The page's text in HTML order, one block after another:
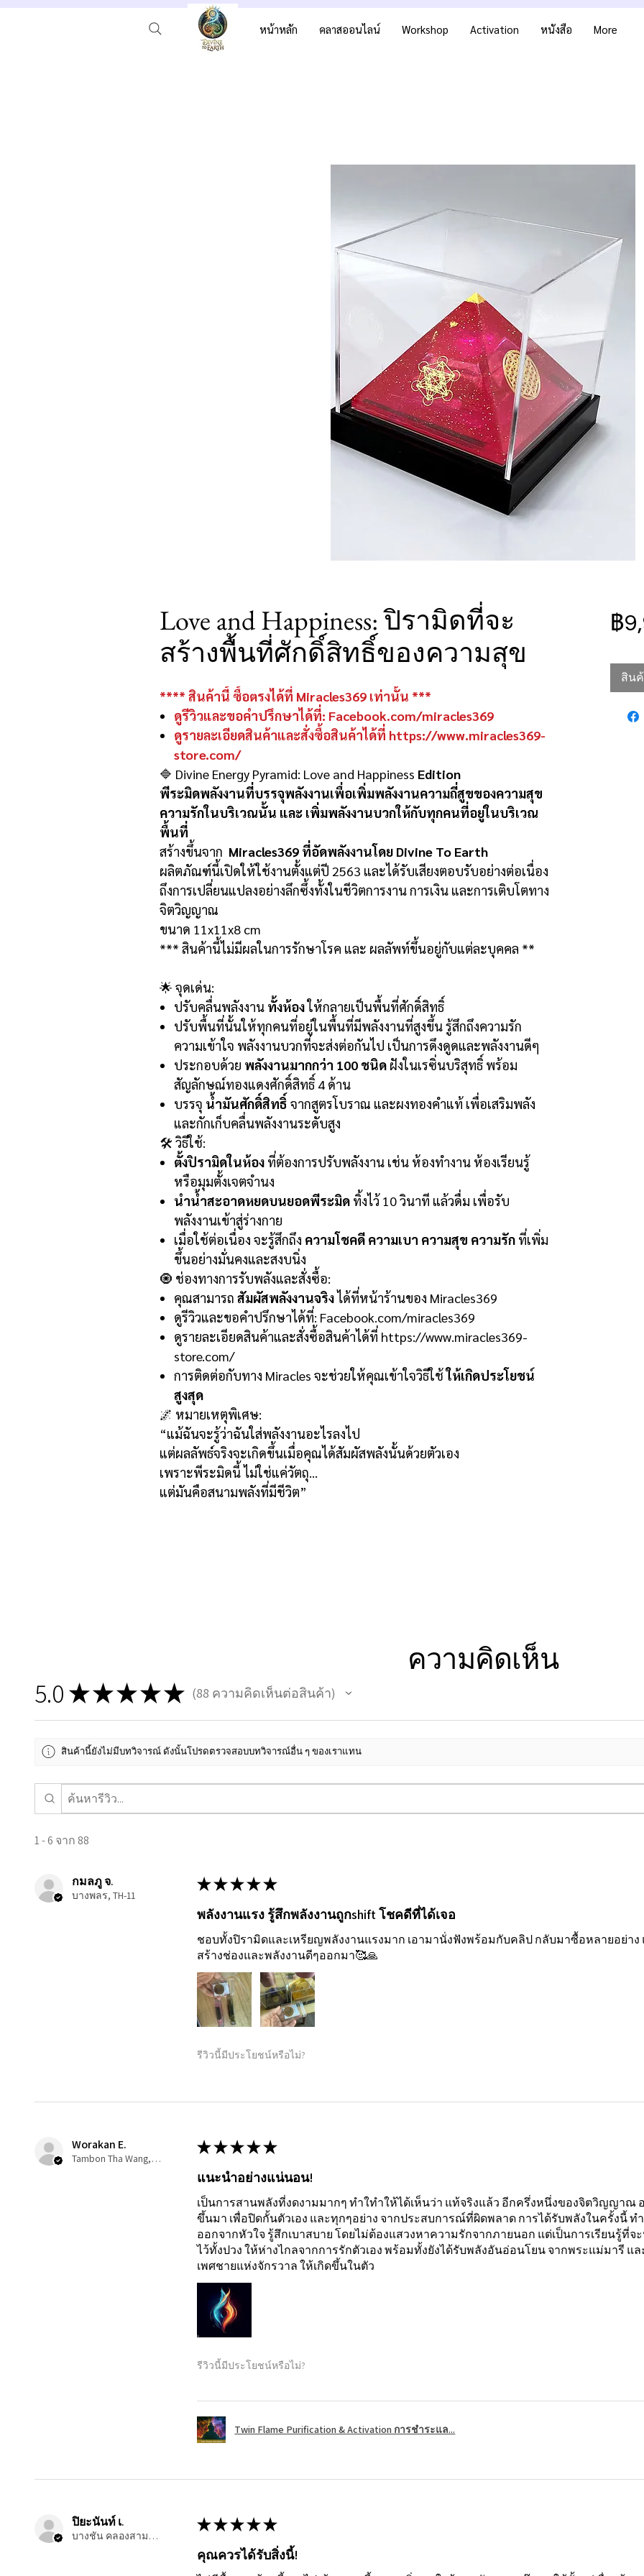
หน้าหลัก คลาสออนไลน์ Workshop Activation หนังสือ More
Love and Happiness: ปิรามิดที่จะ
สร้างพื้นที่ศักดิ์สิทธิ์ของความสุข
**** สินค้านี้ ซื้อตรงได้ที่ Miracles369 เท่านั้น ***
ดูรีวิวและขอคำปรึกษาได้ที่: Facebook.com/miracles369
ดูรายละเอียดสินค้าและสั่งซื้อสินค้าได้ที่ https://www.miracles369-
store.com/
🔷 Divine Energy Pyramid: Love and Happiness Edition
พีระมิดพลังงานที่บรรจุพลังงานเพื่อเพิ่มพลังงานความถี่สูขของความสุข
ความรักในบริเวณนั้น และ เพิ่มพลังงานบวกให้กับทุกคนที่อยู่ในบริเวณ
พื้นที่
สร้างขึ้นจาก Miracles369 ที่อัดพลังงานโดย Divine To Earth
ผลิตภัณฑ์นี้เปิดให้ใช้งานตั้งแต่ปี 2563 และได้รับเสียงตอบรับอย่างต่อเนื่อง
ถึงการเปลี่ยนแปลงอย่างลึกซึ้งทั้งในชีวิตการงาน การเงิน และการเติบโตทาง
จิตวิญญาณ
ขนาด 11x11x8 cm
*** สินค้านี้ไม่มีผลในการรักษาโรค และ ผลลัพท์ขึ้นอยู่กับแต่ละบุคคล **
🌟 จุดเด่น:
ปรับคลื่นพลังงาน ทั้งห้องให้กลายเป็นพื้นที่ศักดิ์สิทธิ์
ปรับพื้นที่นั้นให้ทุกคนที่อยู่ในพื้นที่มีพลังงานที่สูงขึ้น รู้สึกถึงความรัก
ความเข้าใจ พลังงานบวกที่จะส่งต่อกันไป เป็นการดึงดูดและพลังงานดีๆ
ประกอบด้วย พลังงานมากกว่า 100 ชนิด ฝังในเรซิ่นบริสุทธิ์ พร้อม
สัญลักษณ์ทองแดงศักดิ์สิทธิ์ 4 ด้าน
บรรจุ น้ำมันศักดิ์สิทธิ์ จากสูตรโบราณ และผงทองคำแท้ เพื่อเสริมพลัง
และกักเก็บคลื่นพลังงานระดับสูง
🛠️ วิธีใช้:
ตั้งปิรามิดในห้อง ที่ต้องการปรับพลังงาน เช่น ห้องทำงาน ห้องเรียนรู้
หรือมุมตั้งเจตจำนง
นำน้ำสะอาดหยดบนยอดพีระมิด ทิ้งไว้ 10 วินาที แล้วดื่ม เพื่อรับ
พลังงานเข้าสู่ร่างกาย
เมื่อใช้ต่อเนื่อง จะรู้สึกถึง ความโชคดี ความเบา ความสุข ความรัก ที่เพิ่ม
ขึ้นอย่างมั่นคงและสงบนิ่ง
🧿 ช่องทางการรับพลังและสั่งซื้อ:
คุณสามารถ สัมผัสพลังงานจริงได้ที่หน้าร้านของ Miracles369
ดูรีวิวและขอคำปรึกษาได้ที่: Facebook.com/miracles369
ดูรายละเอียดสินค้าและสั่งซื้อสินค้าได้ที่ https://www.miracles369-
store.com/
การติดต่อกับทาง Miracles จะช่วยให้คุณเข้าใจวิธีใช้ให้เกิดประโยชน์
สูงสุด
🌌 หมายเหตุพิเศษ:
“แม้ฉันจะรู้ว่าฉันใส่พลังงานอะไรลงไป
แต่ผลลัพธ์จริงจะเกิดขึ้นเมื่อคุณได้สัมผัสพลังนั้นด้วยตัวเอง
เพราะพีระมิดนี้ ไม่ใช่แค่วัตถุ…
แต่มันคือสนามพลังที่มีชีวิต”
฿
สิน
ความคิดเห็น
5.0 ★★★★★ 88 ความคิดเห็นต่อสินค้า
88
สินค้านี้ยังไม่มีบทวิจารณ์ ดังนั้นโปรดตรวจสอบบทวิจารณ์อื่น ๆ ของเราแทน
1 - 6 จาก 88
กมลภู จ.
บางพลร, TH-11
★★★★★
พลังงานแรง รู้สึกพลังงานถูกshift โชคดีที่ได้เจอ
ชอบทั้งปิรามิดและเหรียญพลังงานแรงมาก เอามานั่งฟังพร้อมกับคลิป กลับมาซื้อหลายอย่า
สร้างช่องและพลังงานดีๆออกมา🥰🙏
รีวิวนี้มีประโยชน์หรือไม่?
Worakan E.
Tambon Tha Wang, 80
★★★★★
แนะนำอย่างแน่นอน!
เป็นการสานพลังที่งดงามมากๆ ทำใทำให้ได้เห็นว่า แท้จริงแล้ว อีกครึ่งหนึ่งของจิตวิญญาณ
ขึ้นมา เพื่อปิดกั้นตัวเอง และทุกๆอย่าง จากประสบการณ์ที่ผิดพลาด การได้รับพลังในครั้งนี้
ออกจากหัวใจ รู้สึกเบาสบาย โดยไม่ต้องแสวงหาความรักจากภายนอก แต่เป็นการเรียนรู้ที่
ไว้ทั้งปวง ให้ห่างไกลจากการรักตัวเอง พร้อมทั้งยังได้รับพลังอันอ่อนโยน จากพระแม่มารี
เพศชายแห่งจักรวาล ให้เกิดขึ้นในตัว
รีวิวนี้มีประโยชน์หรือไม่?
Twin Flame Purification & Activation การชำระแล...
ปิยะนันท์ เ.
บางชัน คลองสามวา, TH-10
★★★★★
คุณควรได้รับสิ่งนี้!